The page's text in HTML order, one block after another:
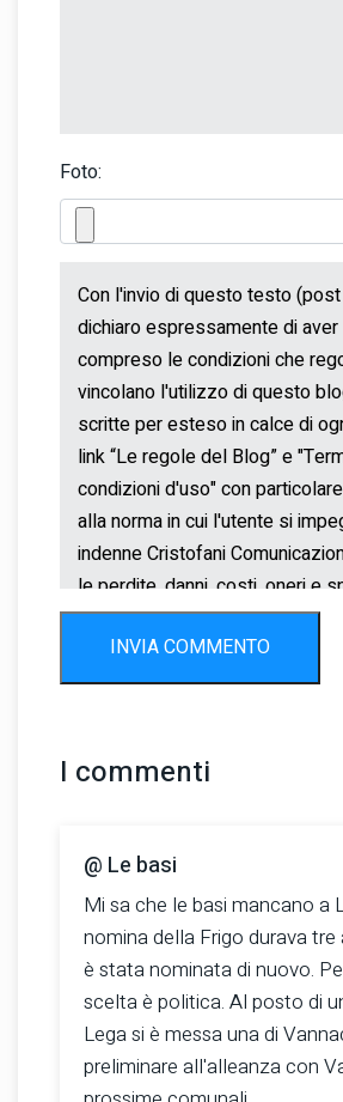
Foto:
INVIA COMMENTO
I commenti
@ Le basi
Mi sa che le basi mancano a
nomina della Frigo durava tre
è stata nominata di nuovo.
scelta è politica. Al posto di
Lega si è messa una di
preliminare all'alleanza con